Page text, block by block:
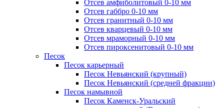
Отсев амфиболитовый 0-10 мм
Отсев габбро 0-10 мм
Отсев гранитный 0-10 мм
Отсев кварцевый 0-10 мм
Отсев мраморный 0-10 мм
Отсев пироксенитовый 0-10 мм
Песок
Песок карьерный
Песок Невьянский (крупный)
Песок Невьянский (средней фракции)
Песок намывной
Песок Каменск-Уральский